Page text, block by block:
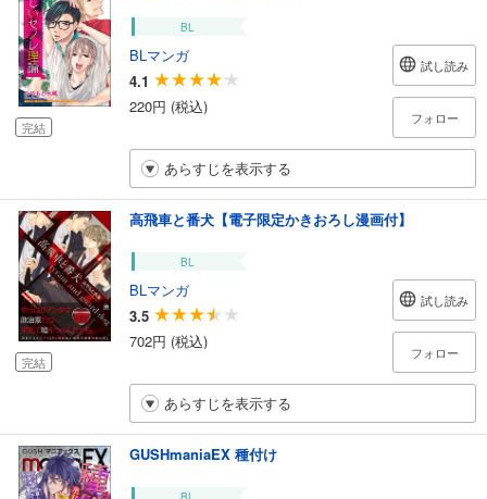
完結
BL
BLマンガ
4.1
220円 (税込)
試し読み
フォロー
あらすじを表示する
完結
高飛車と番犬【電子限定かきおろし漫画付】
BL
BLマンガ
3.5
702円 (税込)
試し読み
フォロー
あらすじを表示する
GUSHmaniaEX 種付け